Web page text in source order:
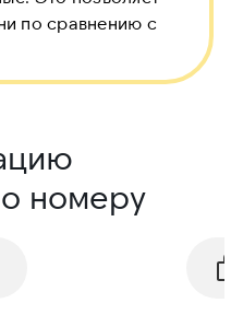
по сравнению с
номеру